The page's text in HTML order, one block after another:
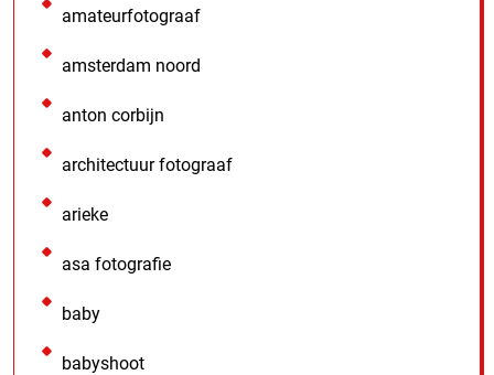
amateurfotograaf
amsterdam noord
anton corbijn
architectuur fotograaf
arieke
asa fotografie
baby
babyshoot